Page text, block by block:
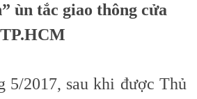
ùn tắc giao thông cửa
5/2017, sau khi được Thủ